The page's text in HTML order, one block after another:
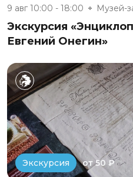
9 авг 10:00 - 18:00
Экскурсия
Евгений Онегин»
Экскурсия от 50 ₽